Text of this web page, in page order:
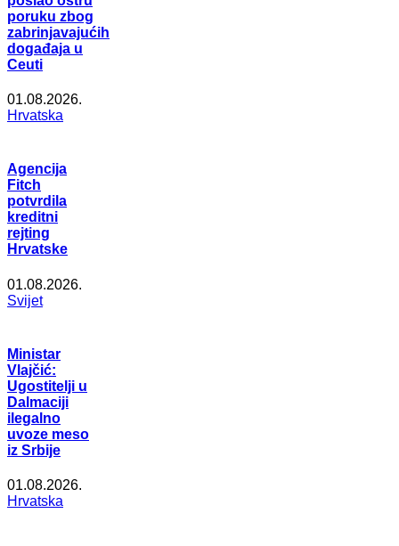
poruku zbog
zabrinjavajućih
događaja u
Ceuti
01.08.2026.
Hrvatska
Agencija
Fitch
potvrdila
kreditni
rejting
Hrvatske
01.08.2026.
Svijet
Ministar
Vlajčić:
Ugostitelji u
Dalmaciji
ilegalno
uvoze meso
iz Srbije
01.08.2026.
Hrvatska